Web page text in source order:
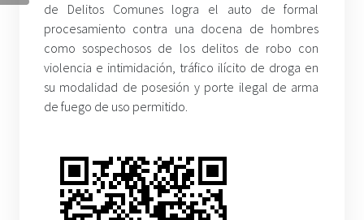
de Delitos Comunes logra el auto de formal
procesamiento contra una docena de hombres
como sospechosos de los delitos de robo con
violencia e intimidación, tráfico ilícito de droga en
su modalidad de posesión y porte ilegal de arma
de fuego de uso permitido.